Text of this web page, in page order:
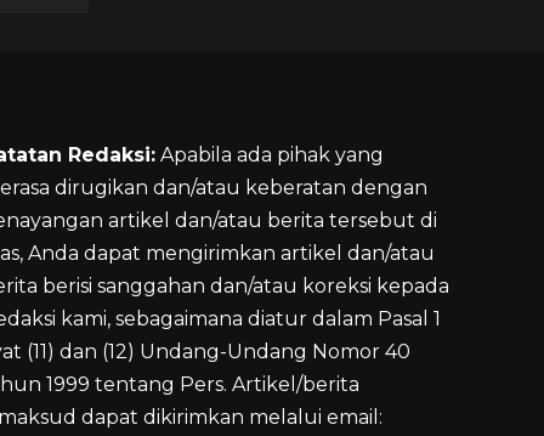
Redaksi: Apabila ada pihak yang
dirugikan dan/atau keberatan dengan
artikel dan/atau berita tersebut di
Anda dapat mengirimkan artikel dan/atau
berisi sanggahan dan/atau koreksi kepada
kami, sebagaimana diatur dalam Pasal 1
(11) dan (12) Undang-Undang Nomor 40
1999 tentang Pers. Artikel/berita
dapat dikirimkan melalui email: